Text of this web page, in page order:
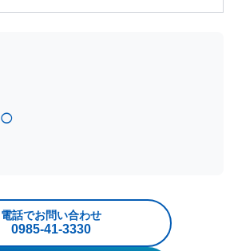
◯
電話でお問い合わせ
0985‐41‐3330